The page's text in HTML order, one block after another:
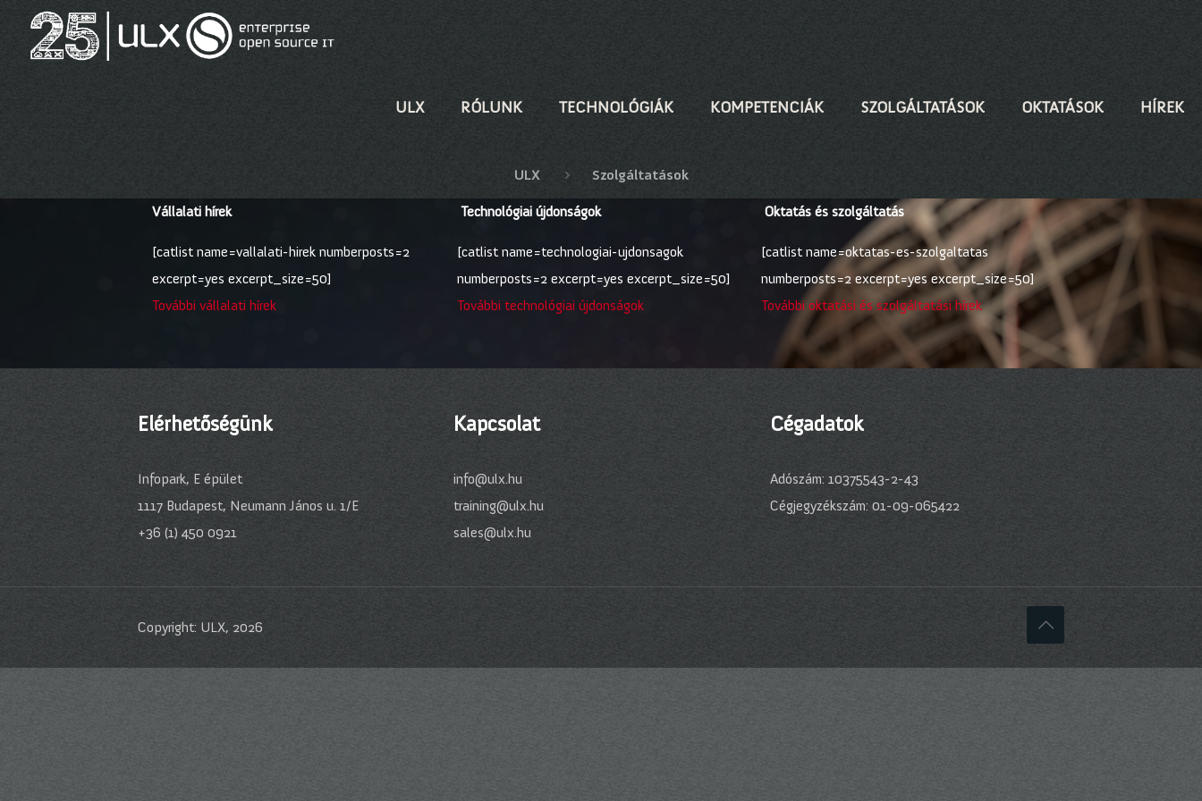
ULX RÓLUNK TECHNOLÓGIÁK KOMPETENCIÁK SZOLGÁLTATÁSOK OKTATÁSOK HÍREK
ULX Szolgáltatások
Vállalati hírek
[catlist name=vallalati-hirek numberposts=2
excerpt=yes excerpt_size=50]
További vállalati hírek
Technológiai újdonságok
[catlist name=technologiai-ujdonsagok
numberposts=2 excerpt=yes excerpt_size=50]
További technológiai újdonságok
Oktatás és szolgáltatás
[catlist name=oktatas-es-szolgaltatas
numberposts=2 excerpt=yes excerpt_size=50]
További oktatási és szolgáltatási hírek
Elérhetőségünk
Infopark, E épület
1117 Budapest, Neumann János u. 1/E
+36 (1) 450 0921
Kapcsolat
info@ulx.hu
training@ulx.hu
sales@ulx.hu
Cégadatok
Adószám: 10375543-2-43
Cégjegyzékszám: 01-09-065422
Copyright: ULX, 2026